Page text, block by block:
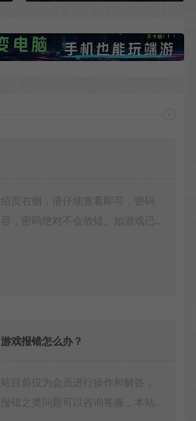
页右侧，请仔细查看即可，密码
，密码绝对不会放错。如游戏已
戏报错怎么办？
目前仅为会员进行操作和解答，
错之类问题可以咨询客服，本站